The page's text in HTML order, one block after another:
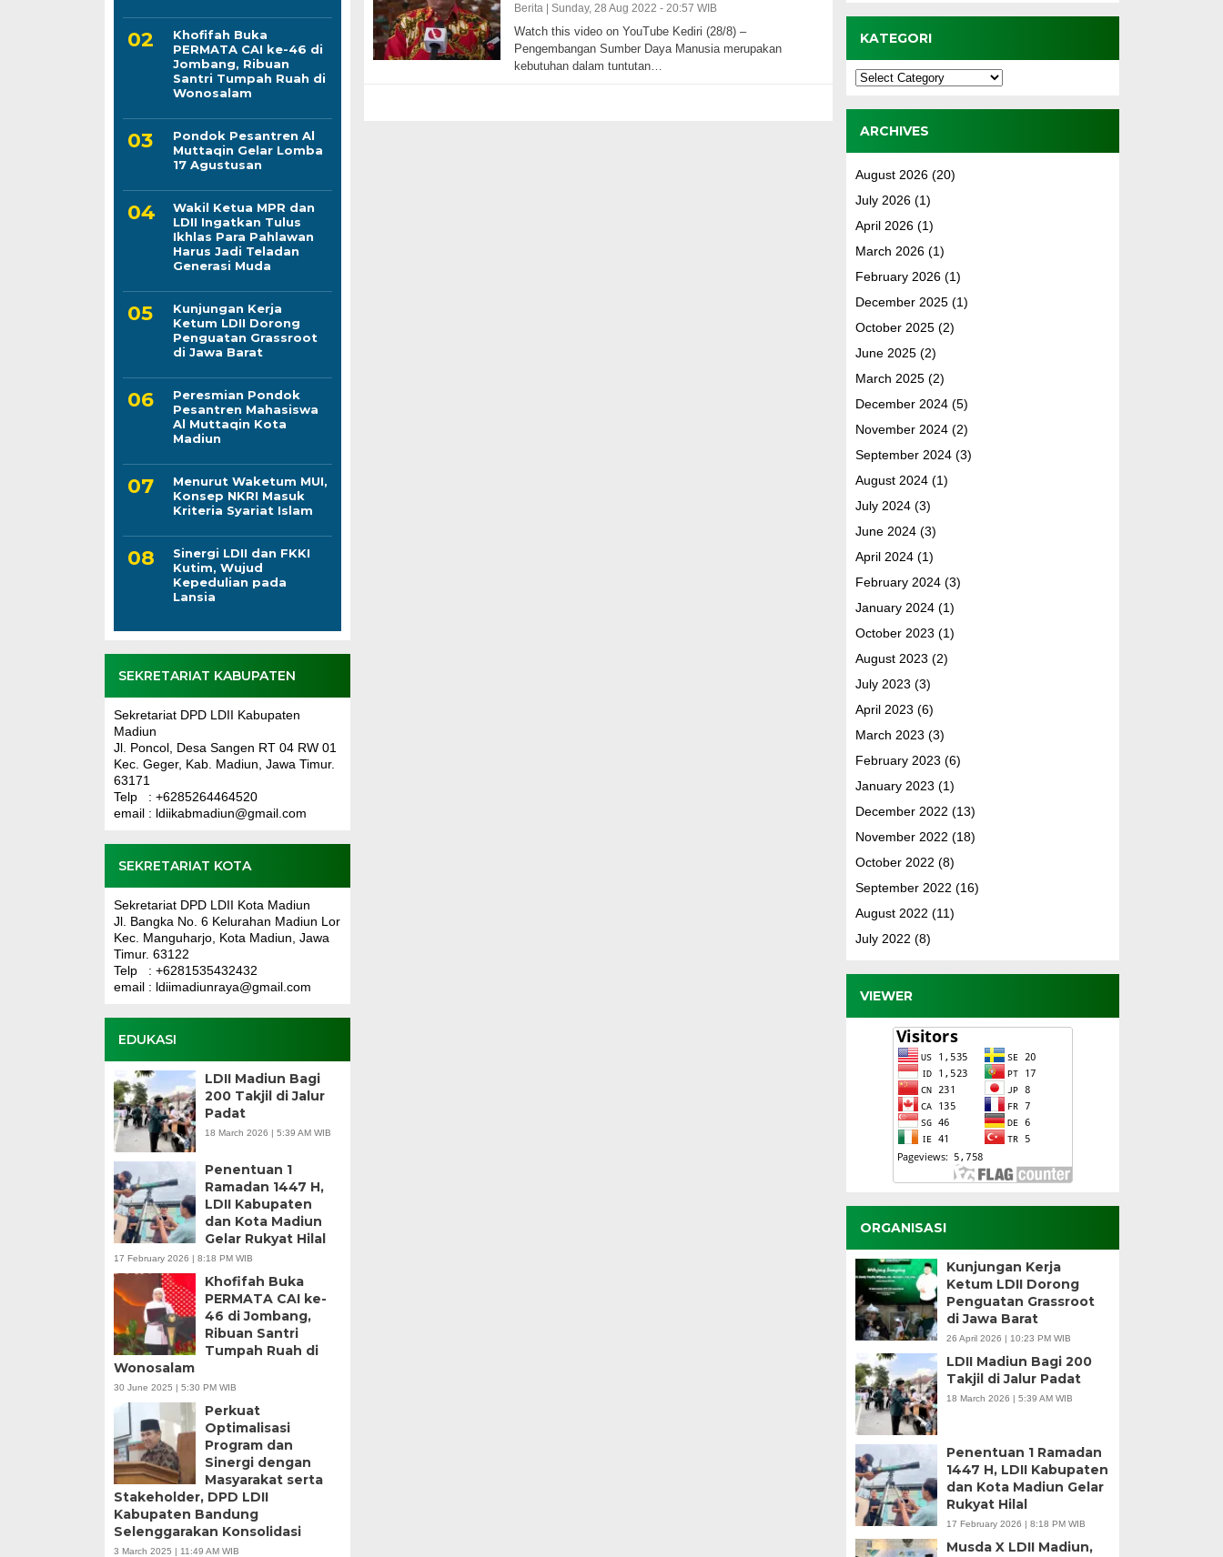
Khofifah Buka
PERMATA CAI ke-46 di
Jombang, Ribuan
Santri Tumpah Ruah di
Wonosalam
Pondok Pesantren Al
Muttaqin Gelar Lomba
17 Agustusan
Wakil Ketua MPR dan
LDII Ingatkan Tulus
Ikhlas Para Pahlawan
Harus Jadi Teladan
Generasi Muda
Kunjungan Kerja
Ketum LDII Dorong
Penguatan Grassroot
di Jawa Barat
Peresmian Pondok
Pesantren Mahasiswa
Al Muttaqin Kota
Madiun
Menurut Waketum MUI,
Konsep NKRI Masuk
Kriteria Syariat Islam
Sinergi LDII dan FKKI
Kutim, Wujud
Kepedulian pada
Lansia
SEKRETARIAT KABUPATEN
Sekretariat DPD LDII Kabupaten
Madiun
Jl. Poncol, Desa Sangen RT 04 RW 01
Kec. Geger, Kab. Madiun, Jawa Timur.
63171
Telp : +6285264464520
email : ldiikabmadiun@gmail.com
SEKRETARIAT KOTA
Sekretariat DPD LDII Kota Madiun
Jl. Bangka No. 6 Kelurahan Madiun Lor
Kec. Manguharjo, Kota Madiun, Jawa
Timur. 63122
Telp : +6281535432432
email : ldiimadiunraya@gmail.com
EDUKASI
LDII Madiun Bagi
200 Takjil di Jalur
Padat
18 March 2026 | 5:39 AM WIB
Penentuan 1
Ramadan 1447 H,
LDII Kabupaten
dan Kota Madiun
Gelar Rukyat Hilal
17 February 2026 | 8:18 PM WIB
Khofifah Buka
PERMATA CAI ke-
46 di Jombang,
Ribuan Santri
Tumpah Ruah di
Wonosalam
30 June 2025 | 5:30 PM WIB
Perkuat
Optimalisasi
Program dan
Sinergi dengan
Masyarakat serta
Stakeholder, DPD LDII
Kabupaten Bandung
Selenggarakan Konsolidasi
3 March 2025 | 11:49 AM WIB
Berita | Sunday, 28 Aug 2022 - 20:57 WIB
Watch this video on YouTube Kediri (28/8) –
Pengembangan Sumber Daya Manusia merupakan
kebutuhan dalam tuntutan…
KATEGORI
Kategori
ARCHIVES
August 2026(20)
July 2026(1)
April 2026(1)
March 2026(1)
February 2026(1)
December 2025(1)
October 2025(2)
June 2025(2)
March 2025(2)
December 2024(5)
November 2024(2)
September 2024(3)
August 2024(1)
July 2024(3)
June 2024(3)
April 2024(1)
February 2024(3)
January 2024(1)
October 2023 (1)
August 2023 (2)
July 2023 (3)
April 2023 (6)
March 2023 (3)
February 2023 (6)
January 2023 (1)
December 2022 (13)
November 2022 (18)
October 2022 (8)
September 2022 (16)
August 2022 (11)
July 2022 (8)
VIEWER
ORGANISASI
Kunjungan Kerja
Ketum LDII Dorong
Penguatan Grassroot
di Jawa Barat
26 April 2026 | 10:23 PM WIB
LDII Madiun Bagi 200
Takjil di Jalur Padat
18 March 2026 | 5:39 AM WIB
Penentuan 1 Ramadan
1447 H, LDII Kabupaten
dan Kota Madiun Gelar
Rukyat Hilal
17 February 2026 | 8:18 PM WIB
Musda X LDII Madiun,